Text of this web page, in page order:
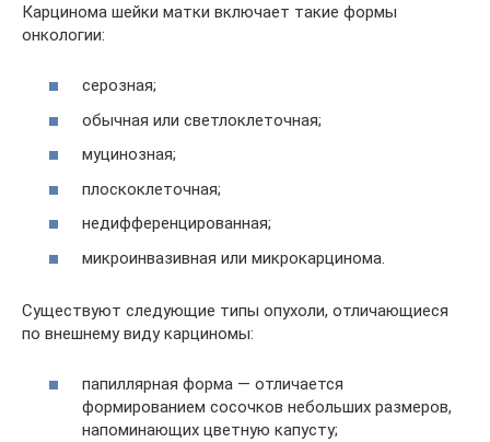
Карцинома шейки матки включает такие формы
онкологии:
серозная;
обычная или светлоклеточная;
муцинозная;
плоскоклеточная;
недифференцированная;
микроинвазивная или микрокарцинома.
Существуют следующие типы опухоли, отличающиеся
по внешнему виду карциномы:
папиллярная форма — отличается
формированием сосочков небольших размеров,
напоминающих цветную капусту;